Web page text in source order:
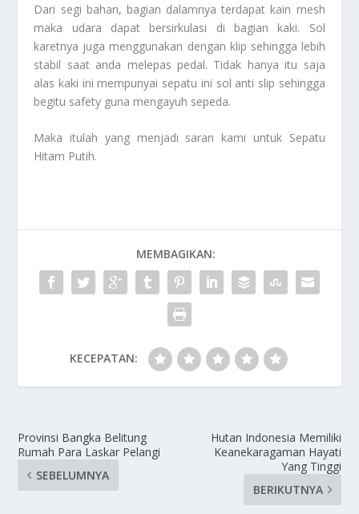
Dari segi bahan, bagian dalamnya terdapat kain mesh
maka udara dapat bersirkulasi di bagian kaki. Sol
karetnya juga menggunakan dengan klip sehingga lebih
stabil saat anda melepas pedal. Tidak hanya itu saja
alas kaki ini mempunyai sepatu ini sol anti slip sehingga
begitu safety guna mengayuh sepeda.
Maka itulah yang menjadi saran kami untuk Sepatu
Hitam Putih.
MEMBAGIKAN:
KECEPATAN:
Provinsi Bangka Belitung
Rumah Para Laskar Pelangi
SEBELUMNYA
Hutan Indonesia Memiliki
Keanekaragaman Hayati
Yang Tinggi
BERIKUTNYA